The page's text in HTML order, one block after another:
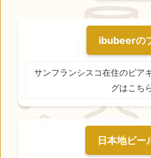
ibubeerの
サンフランシスコ在住のビア
グはこち
日本地ビー